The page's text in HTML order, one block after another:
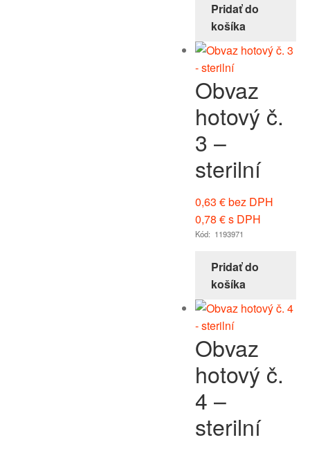
Pridať do
košíka
Obvaz
hotový č.
3 –
sterilní
0,63 €bez DPH
0,78 €s DPH
Kód: 1193971
Pridať do
košíka
Obvaz
hotový č.
4 –
sterilní